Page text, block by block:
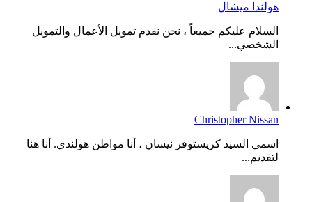
هولندا ميشال
السلام عليكم جميعاً ، نحن نقدم تمويل الأعمال والتمويل
الشخصي...
Christopher Nissan
اسمي السيد كريستوفر نيسان ، أنا مواطن هولندي. أنا هنا
لتقديم...